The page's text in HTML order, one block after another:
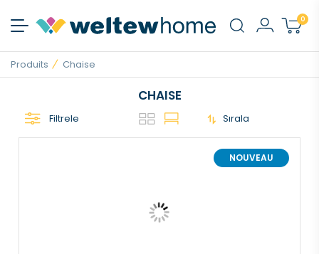
0
Produits Chaise
CHAISE
Filtrele Sırala
NOUVEAU